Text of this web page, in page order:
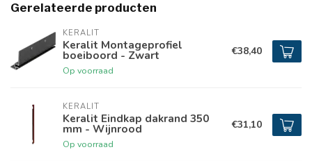
Gerelateerde producten
KERALIT
Keralit Montageprofiel
boeiboord - Zwart
Op voorraad
€38,40
KERALIT
Keralit Eindkap dakrand 350
mm - Wijnrood
Op voorraad
€31,10